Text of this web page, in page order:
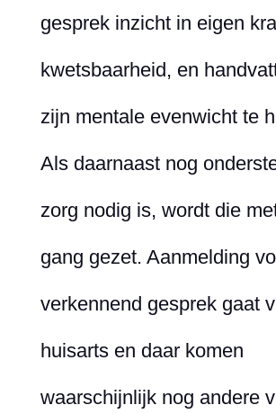
gesprek inzicht in eigen
kwetsbaarheid, en
zijn mentale evenwicht te
Als daarnaast nog
zorg nodig is, wordt die
gang gezet. Aanmelding
verkennend gesprek gaat
huisarts en daar komen
waarschijnlijk nog andere